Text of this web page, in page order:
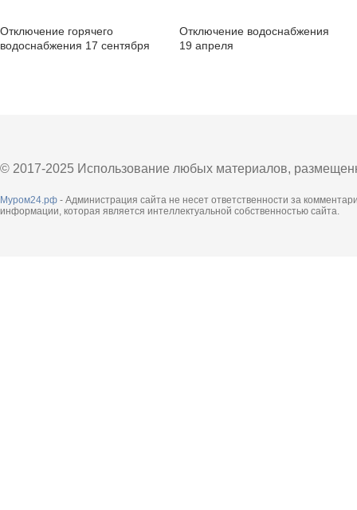
Отключение горячего
водоснабжения 17 сентября
Отключение водоснабжения
19 апреля
© 2017-2025 Использование любых материалов,
Муром24.рф - Администрация сайта не несет ответственности за
информации, которая является интеллектуальной собственностью сайта.